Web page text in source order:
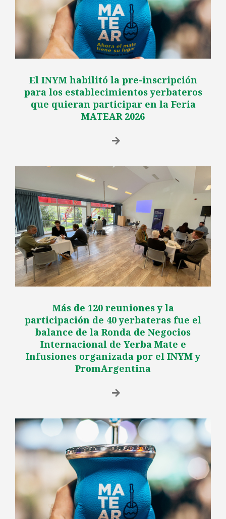
El INYM habilitó la pre-inscripción
para los establecimientos yerbateros
que quieran participar en la Feria
MATEAR 2026
Más de 120 reuniones y la
participación de 40 yerbateras fue el
balance de la Ronda de Negocios
Internacional de Yerba Mate e
Infusiones organizada por el INYM y
PromArgentina